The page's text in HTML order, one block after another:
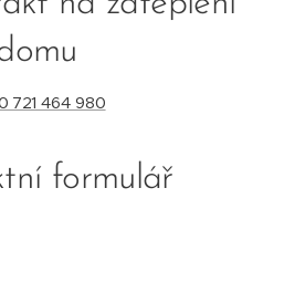
721 464 980
formulář